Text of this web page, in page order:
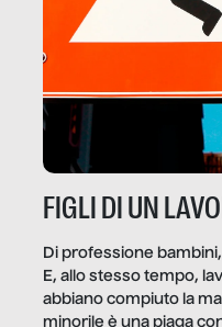
FIGLI DI UN
Di professione
E, allo stesso tempo,
abbiano compiuto la
minorile è una piaga